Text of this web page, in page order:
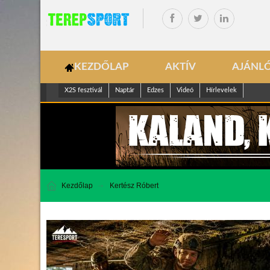
KEZDŐLAP AKTÍV
X2S fesztivál Naptár Edzes Videó Hírlevelek
Kezdőlap Kertész Róbert